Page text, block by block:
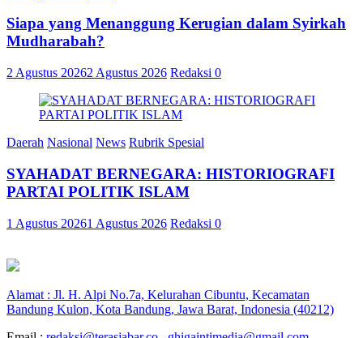
Siapa yang Menanggung Kerugian dalam Syirkah
Mudharabah?
2 Agustus 20262 Agustus 2026 Redaksi 0
Daerah Nasional News Rubrik Spesial
SYAHADAT BERNEGARA: HISTORIOGRAFI
PARTAI POLITIK ISLAM
1 Agustus 20261 Agustus 2026 Redaksi 0
Alamat : Jl. H. Alpi No.7a, Kelurahan Cibuntu, Kecamatan
Bandung Kulon, Kota Bandung, Jawa Barat, Indonesia (40212)